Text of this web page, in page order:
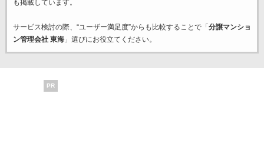
も掲載しています。
サービス検討の際、“ユーザー満足度”からも比較することで「 分譲マンショ
ン管理会社 東海」選びにお役立てください。
PR